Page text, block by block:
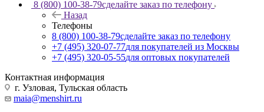
8 (800) 100-38-79сделайте заказ по телефону
Назад
Телефоны
8 (800) 100-38-79сделайте заказ по телефону
+7 (495) 320-07-77для покупателей из Москвы
+7 (495) 320-05-55для оптовых покупателей
Контактная информация
г. Узловая, Тульская область
maia@menshirt.ru